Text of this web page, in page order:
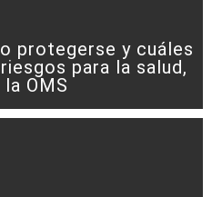
protegerse y cuáles
para la salud,
OMS